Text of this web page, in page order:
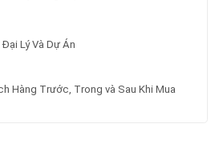
Lý Và Dự Án
Hàng Trước, Trong và Sau Khi Mua